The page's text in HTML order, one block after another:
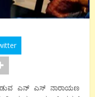
ಎನ್ ಎಸ್ ನಾರಾಯಣ